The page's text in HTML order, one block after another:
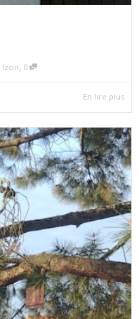
Izon, 0
En lire plus